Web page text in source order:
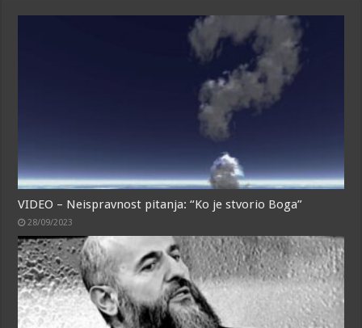
VIDEO – Neispravnost pitanja: “Ko je stvorio Boga”
28/09/2023